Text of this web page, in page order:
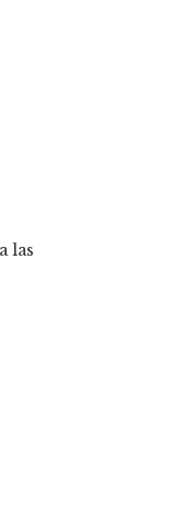
las